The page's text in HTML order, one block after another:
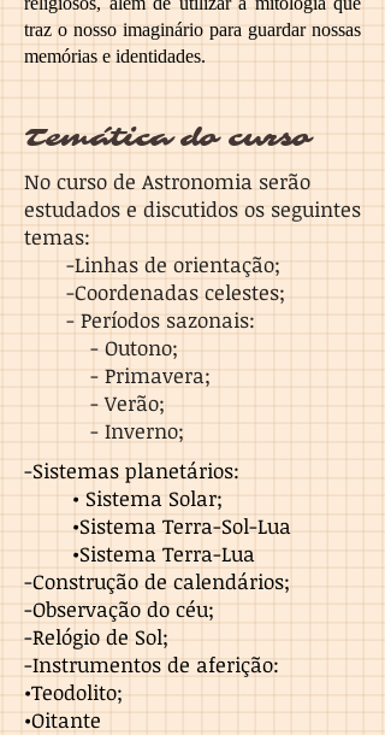
traz o nosso imaginário para guardar nossas
memórias e identidades.
Temática do curso
No curso de Astronomia serão
estudados e discutidos os seguintes
temas:
-Linhas de orientação;
-Coordenadas celestes;
- Períodos sazonais:
- Outono;
- Primavera;
- Verão;
- Inverno;
-Sistemas planetários:
• Sistema Solar;
•Sistema Terra-Sol-Lua
•Sistema Terra-Lua
-Construção de calendários;
-Observação do céu;
-Relógio de Sol;
-Instrumentos de aferição:
•Teodolito;
•Oitante